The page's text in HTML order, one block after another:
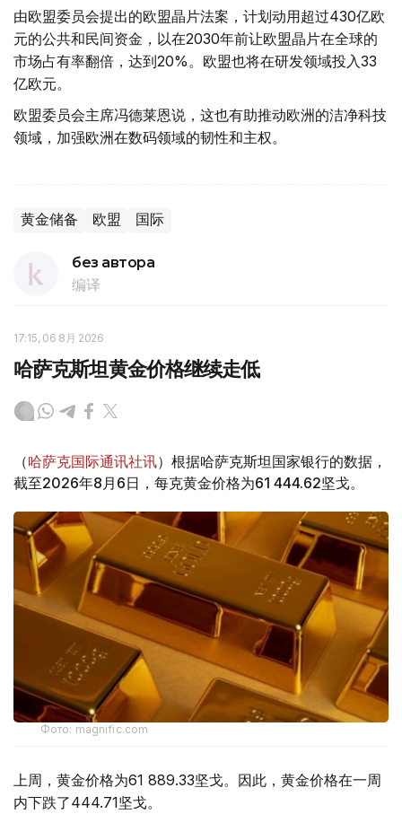
由欧盟委员会提出的欧盟晶片法案，计划动用超过430亿欧
元的公共和民间资金，以在2030年前让欧盟晶片在全球的
市场占有率翻倍，达到20%。欧盟也将在研发领域投入33
亿欧元。
欧盟委员会主席冯德莱恩说，这也有助推动欧洲的洁净科技
领域，加强欧洲在数码领域的韧性和主权。
黄金储备 欧盟 国际
без автора
编译
17:15, 06 8月 2026
哈萨克斯坦黄金价格继续走低
（哈萨克国际通讯社讯）根据哈萨克斯坦国家银行的数据，
截至2026年8月6日，每克黄金价格为61 444.62坚戈。
Фото: magnific.com
上周，黄金价格为61 889.33坚戈。因此，黄金价格在一周
内下跌了444.71坚戈。